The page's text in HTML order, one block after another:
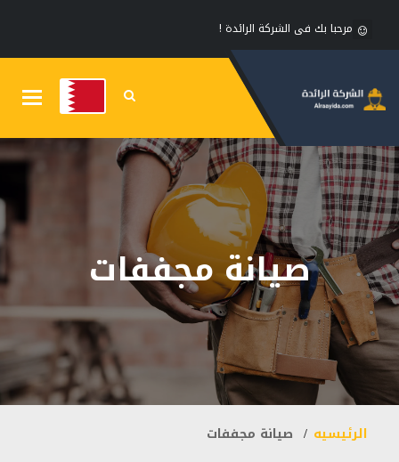
مرحبا بك فى الشركة الرائدة !
صيانة مجففات
الرئيسيه صيانة مجففات